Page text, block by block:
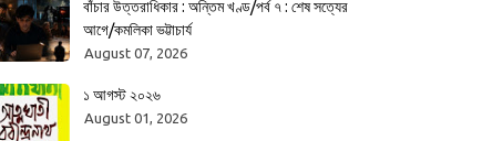
বাঁচার উত্তরাধিকার : অন্তিম খণ্ড/পর্ব ৭ : শেষ সত্যের
আগে/কমলিকা ভট্টাচার্য
August 07, 2026
১ আগস্ট ২০২৬
August 01, 2026